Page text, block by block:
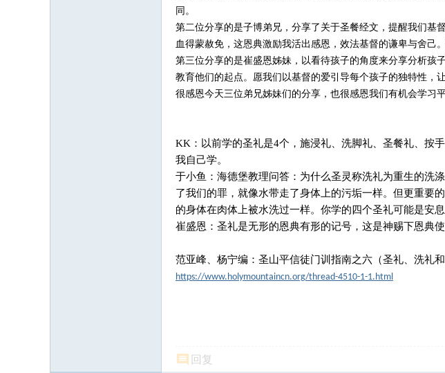
同。
第二位分享的是子博弟兄，分享了关于圣餐经文，提醒我们基
血得蒙赦免，这恩典激励我活出感恩，效法基督的谦卑与舍己
第三位分享的是崔盛恩姊妹，以看待孩子的角度来分享分析孩
教育他们的起点。愿我们以基督的爱引导每个孩子的独特性，
很感恩今天三位弟兄姊妹们的分享，也很感恩我们有机会学习
KK：以前学的圣礼是4个，施浸礼、洗脚礼、圣餐礼、按
我自己学。
于小鱼：海德堡教理问答：为什么圣灵称洗礼为重生的洗
了我们的罪，就像水带走了身体上的污垢一样。但更重要
的身体在肉体上被水洗过一样。你学的四个圣礼可能是安息
崔盛恩：圣礼是无形的恩典有形的记号，这是神赐下恩典
范亚峰、杨宁编：圣山平信徒门训指南之六（圣礼、洗礼和
https://www.holymountaincn.org/thread-4510-1-1.html
回复